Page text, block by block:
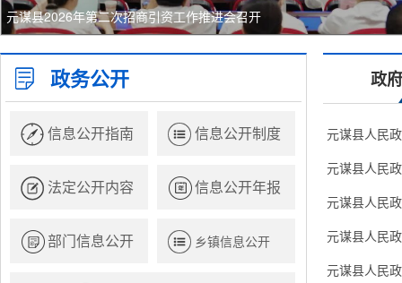
元谋县2026年第二次招商引资工作推进会召开
政务公开
信息公开指南 信息公开制度
法定公开内容 信息公开年报
部门信息公开 乡镇信息公开
政
元谋县人民
元谋县人民
元谋县人民
元谋县人民
元谋县人民